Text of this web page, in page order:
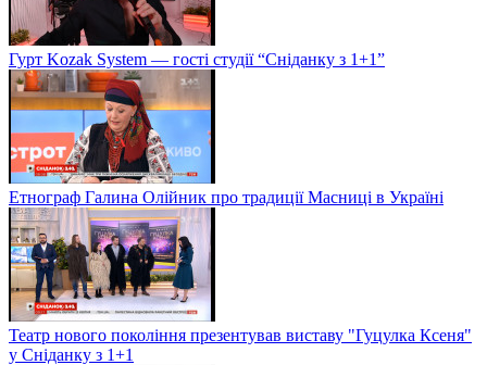
Гурт Kozak System — гості студії “Сніданку з 1+1”
Етнограф Галина Олійник про традиції Масниці в Україні
Театр нового покоління презентував виставу "Гуцулка Ксеня"
у Сніданку з 1+1